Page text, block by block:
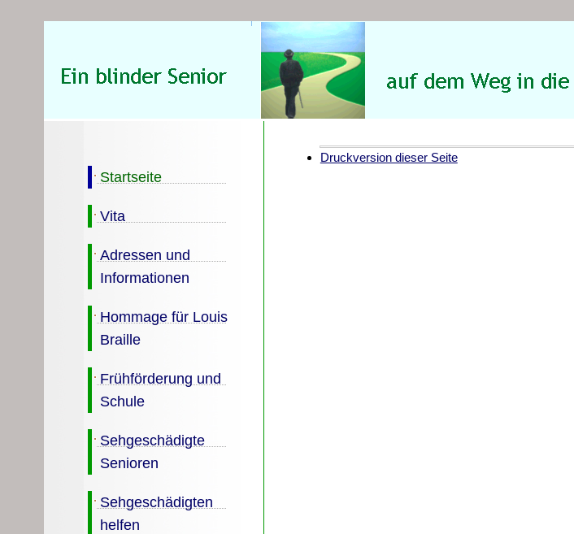
Startseite
Vita
Adressen und
Informationen
Hommage für Louis
Braille
Frühförderung und
Schule
Sehgeschädigte
Senioren
Sehgeschädigten
helfen
Druckversion dieser Seite